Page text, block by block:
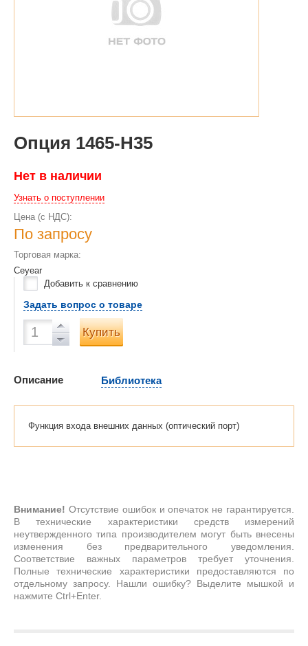
Опция 1465-H35
Нет в наличии
Узнать о поступлении
Цена (с НДС):
По запросу
Торговая марка:
Ceyear
Добавить к сравнению
Задать вопрос о товаре
Купить
Описание Библиотека
Функция входа внешних данных (оптический порт)
Внимание! Отсутствие ошибок и опечаток не гарантируется.
В технические характеристики средств измерений
неутвержденного типа производителем могут быть внесены
изменения без предварительного уведомления.
Соответствие важных параметров требует уточнения.
Полные технические характеристики предоставляются по
отдельному запросу. Нашли ошибку? Выделите мышкой и
нажмите Ctrl+Enter.